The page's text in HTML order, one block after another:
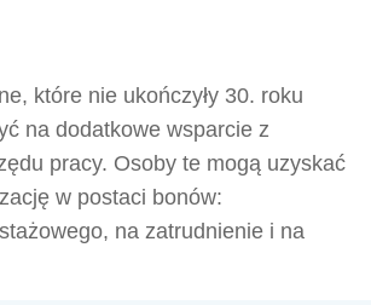
które nie ukończyły 30. roku
na dodatkowe wsparcie z
pracy. Osoby te mogą uzyskać
w postaci bonów:
na zatrudnienie i na